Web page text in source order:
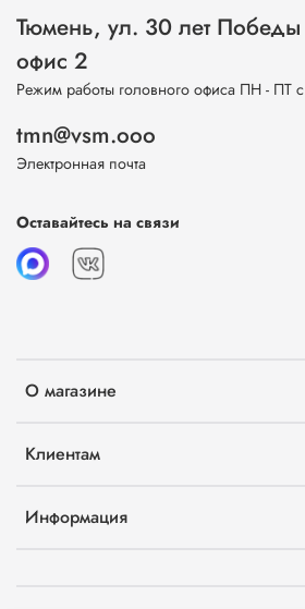
О магазине
Клиентам
Информация
Тюмень, ул. 30 лет
офис 2
Режим работы головного офиса ПН - ПТ
tmn@vsm.ooo
Электронная почта
Оставайтесь на связи